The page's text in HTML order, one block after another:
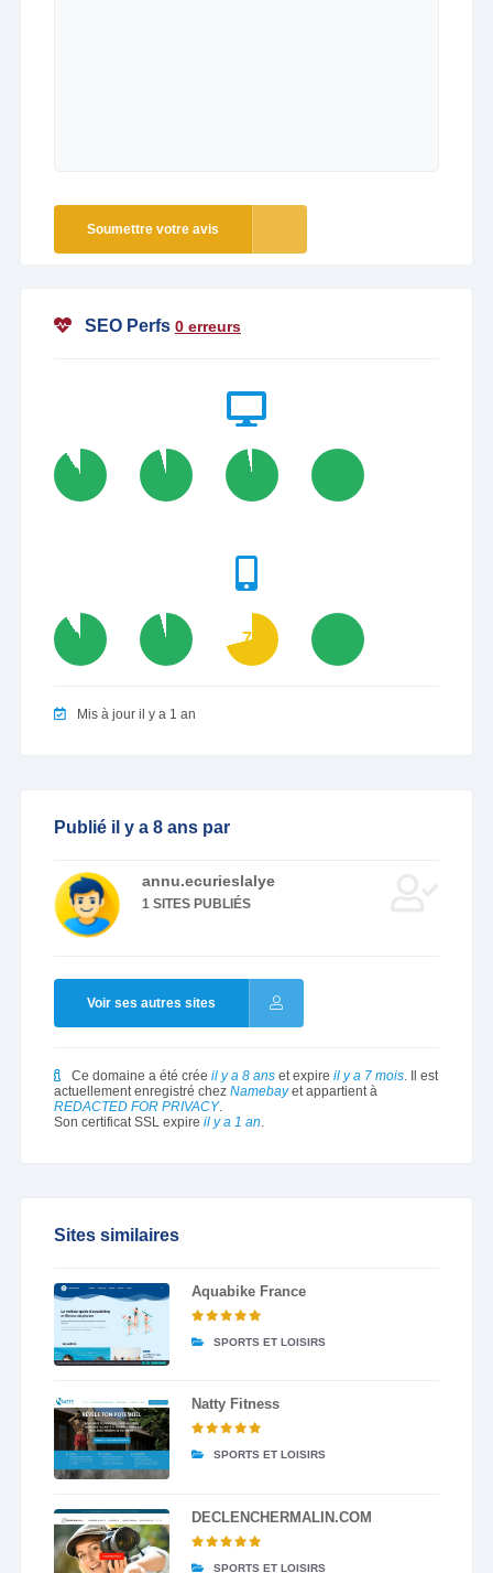
Soumettre votre avis
SEO Perfs 0 erreurs
91 96 97
91 96 71
Mis à jour il y a 1 an
Publié il y a 8 ans par
annu.ecurieslalye
1 SITES PUBLIÉS
Voir ses autres sites
Ce domaine a été crée il y a 8 anset expire il y a 7 mois. Il est
actuellement enregistré chez Namebayet appartient à
REDACTED FOR PRIVACY.
Son certificat SSL expire il y a 1 an.
Sites similaires
Aquabike France
SPORTS ET LOISIRS
Natty Fitness
SPORTS ET LOISIRS
DECLENCHERMALIN.COM
SPORTS ET LOISIRS